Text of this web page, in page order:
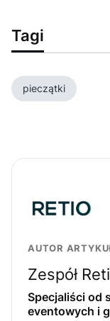
Tagi
pieczątki
AUTOR
Zespół
Specjaliści od
eventowych i